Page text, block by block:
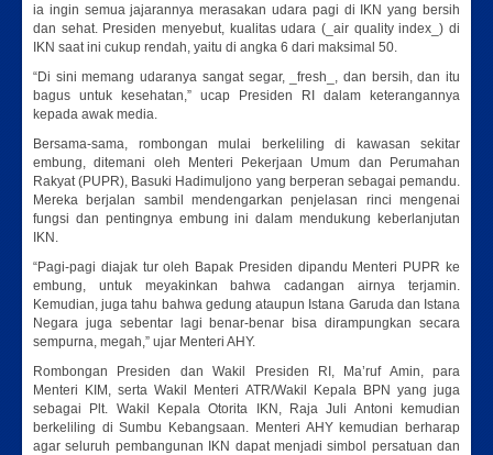
ia ingin semua jajarannya merasakan udara pagi di IKN yang bersih
dan sehat. Presiden menyebut, kualitas udara (_air quality index_) di
IKN saat ini cukup rendah, yaitu di angka 6 dari maksimal 50.
“Di sini memang udaranya sangat segar, _fresh_, dan bersih, dan itu
bagus untuk kesehatan,” ucap Presiden RI dalam keterangannya
kepada awak media.
Bersama-sama, rombongan mulai berkeliling di kawasan sekitar
embung, ditemani oleh Menteri Pekerjaan Umum dan Perumahan
Rakyat (PUPR), Basuki Hadimuljono yang berperan sebagai pemandu.
Mereka berjalan sambil mendengarkan penjelasan rinci mengenai
fungsi dan pentingnya embung ini dalam mendukung keberlanjutan
IKN.
“Pagi-pagi diajak tur oleh Bapak Presiden dipandu Menteri PUPR ke
embung, untuk meyakinkan bahwa cadangan airnya terjamin.
Kemudian, juga tahu bahwa gedung ataupun Istana Garuda dan Istana
Negara juga sebentar lagi benar-benar bisa dirampungkan secara
sempurna, megah,” ujar Menteri AHY.
Rombongan Presiden dan Wakil Presiden RI, Ma’ruf Amin, para
Menteri KIM, serta Wakil Menteri ATR/Wakil Kepala BPN yang juga
sebagai Plt. Wakil Kepala Otorita IKN, Raja Juli Antoni kemudian
berkeliling di Sumbu Kebangsaan. Menteri AHY kemudian berharap
agar seluruh pembangunan IKN dapat menjadi simbol persatuan dan